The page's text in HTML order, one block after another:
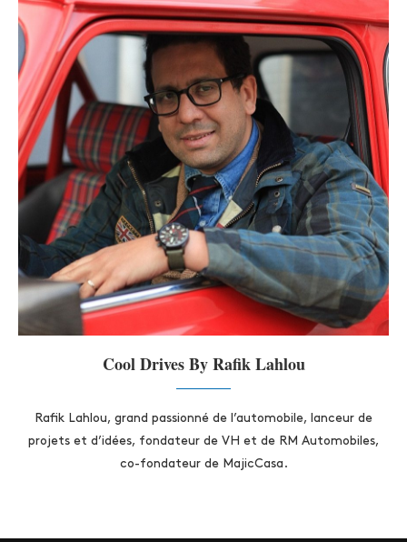
Cool Drives By Rafik Lahlou
Rafik Lahlou, grand passionné de l’automobile, lanceur de
projets et d’idées, fondateur de VH et de RM Automobiles,
co-fondateur de MajicCasa.